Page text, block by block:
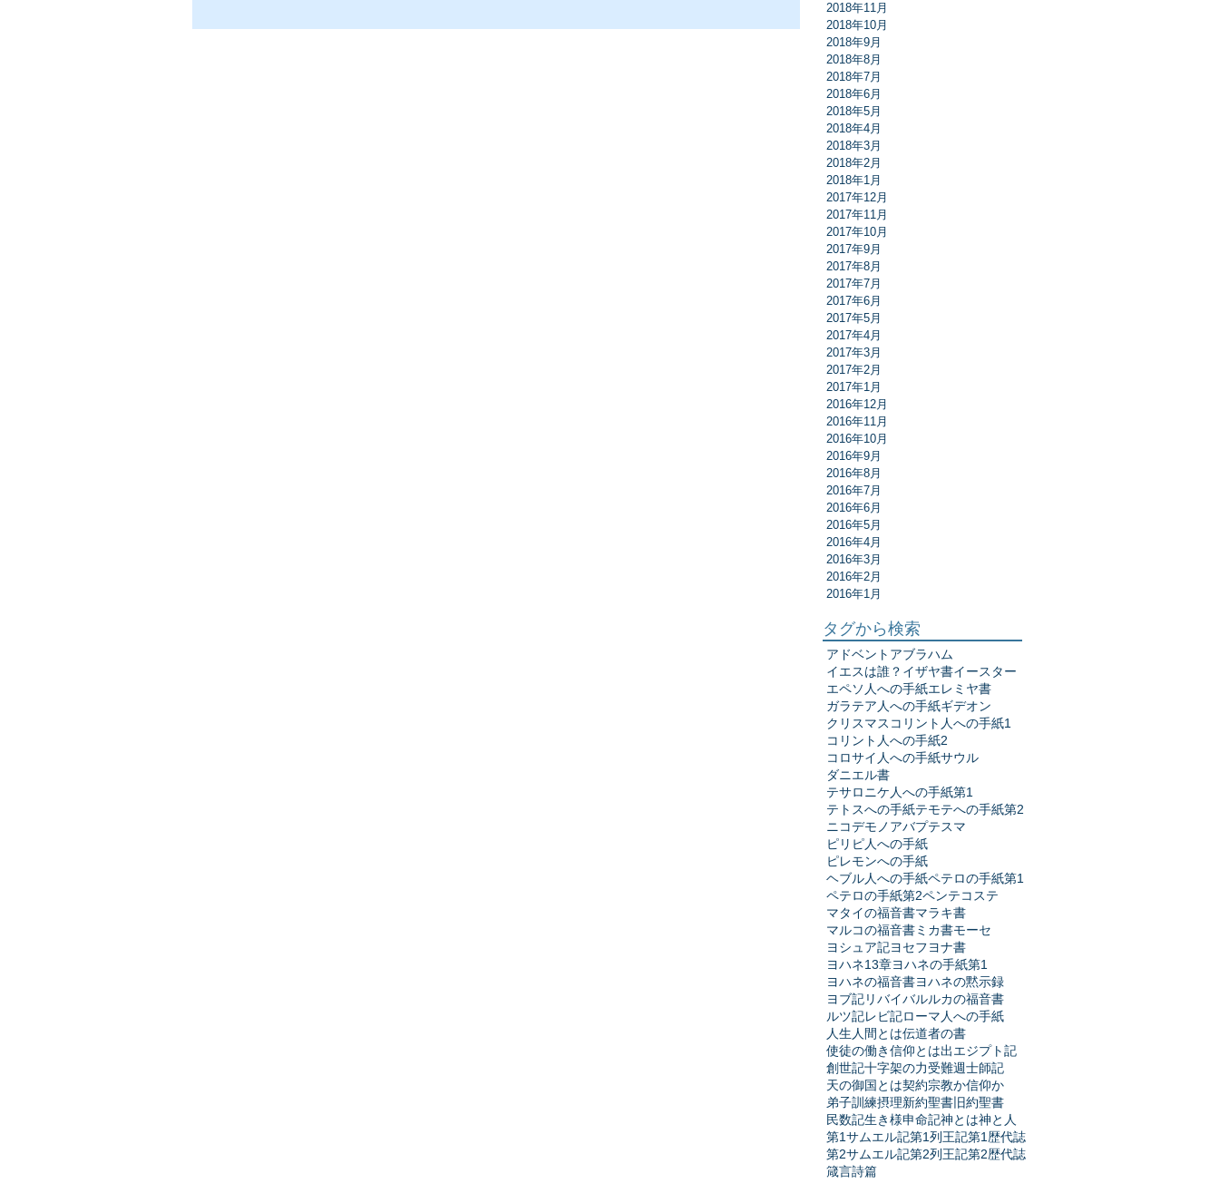
2018年11月
2018年10月
2018年9月
2018年8月
2018年7月
2018年6月
2018年5月
2018年4月
2018年3月
2018年2月
2018年1月
2017年12月
2017年11月
2017年10月
2017年9月
2017年8月
2017年7月
2017年6月
2017年5月
2017年4月
2017年3月
2017年2月
2017年1月
2016年12月
2016年11月
2016年10月
2016年9月
2016年8月
2016年7月
2016年6月
2016年5月
2016年4月
2016年3月
2016年2月
2016年1月
タグから検索
アドベント アブラハム
イエスは誰？ イザヤ書イースター
エペソ人への手紙エレミヤ書
ガラテア人への手紙ギデオン
クリスマス コリント人への手紙1
コリント人への手紙2
コロサイ人への手紙サウル
ダニエル書
テサロニケ人への手紙第1
テトスへの手紙テモテへの手紙第2
ニコデモ ノアバプテスマ
ピリピ人への手紙
ピレモンへの手紙
ヘブル人への手紙ペテロの手紙第1
ペテロの手紙第2ペンテコステ
マタイの福音書マラキ書
マルコの福音書ミカ書モーセ
ヨシュア記ヨセフヨナ書
ヨハネ13章ヨハネの手紙第1
ヨハネの福音書ヨハネの黙示録
ヨブ記リバイバルルカの福音書
ルツ記レビ記ローマ人への手紙
人生 人間とは伝道者の書
使徒の働き信仰とは出エジプト記
創世記十字架の力受難週士師記
天の御国とは契約宗教か信仰か
弟子訓練摂理新約聖書 旧約聖書
民数記生き様申命記神とは神と人
第1サムエル記第1列王記第1歴代誌
第2サムエル記第2列王記第2歴代誌
箴言詩篇